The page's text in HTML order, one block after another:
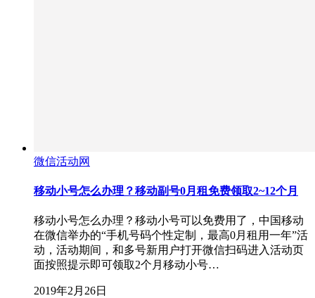
微信活动网
移动小号怎么办理？移动副号0月租免费领取2~12个月
移动小号怎么办理？移动小号可以免费用了，中国移动
在微信举办的“手机号码个性定制，最高0月租用一年”活
动，活动期间，和多号新用户打开微信扫码进入活动页
面按照提示即可领取2个月移动小号…
2019年2月26日